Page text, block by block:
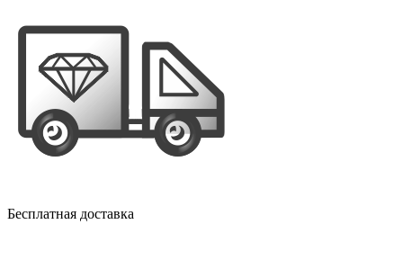
Бесплатная доставка